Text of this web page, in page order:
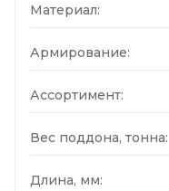
Материал:
Армирование:
Ассортимент:
Вес поддона, тонна:
Длина, мм: